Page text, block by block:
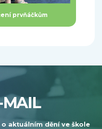
prvňáčkům
MAIL
aktuálním dění ve škole